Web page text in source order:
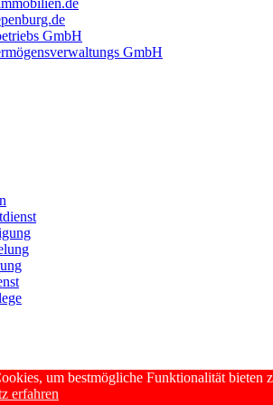
GmbH
GmbH
um bestmögliche Funktionalität bieten
erfahren